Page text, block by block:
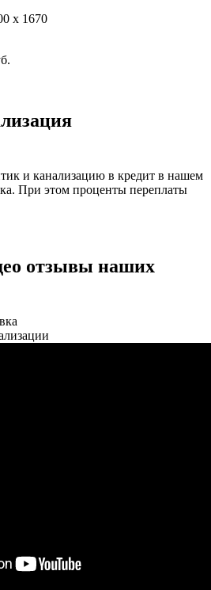
х 1670
и канализацию в кредит в нашем
При этом проценты переплаты
отзывы наших